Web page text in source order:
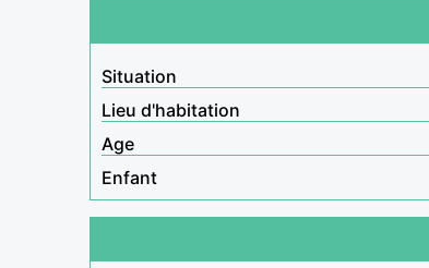
Situation
Lieu d'habitation
Age
Enfant